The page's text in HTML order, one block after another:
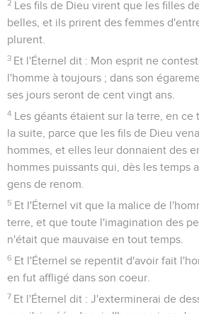
2 Les fils de Dieu virent que les filles
belles, et ils prirent des femmes
plurent.
3 Et l'Éternel dit : Mon esprit ne
l'homme à toujours ; dans son
ses jours seront de cent vingt ans.
4 Les géants étaient sur la terre, en ce
la suite, parce que les fils de Dieu
hommes, et elles leur donnaient des
hommes puissants qui, dès les temps
gens de renom.
5 Et l'Éternel vit que la malice de
terre, et que toute l'imagination des
n'était que mauvaise en tout temps.
6 Et l'Éternel se repentit d'avoir fait
en fut affligé dans son coeur.
7 Et l'Éternel dit : J'exterminerai de